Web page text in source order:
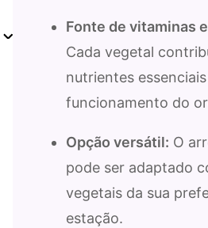
Fonte de vitaminas
Cada vegetal
nutrientes
funcionamento do
Opção versátil: O
pode ser adaptado
vegetais da sua
estação.